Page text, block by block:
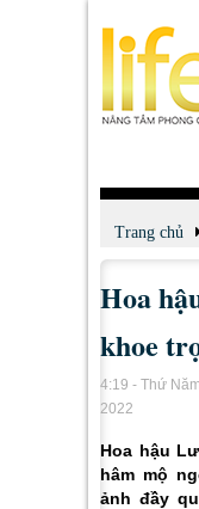
Trang chủ
Thời trang
Hoa
khoe
4:19 - Thứ
2022
Hoa hậu
hâm mộ
ảnh đầy